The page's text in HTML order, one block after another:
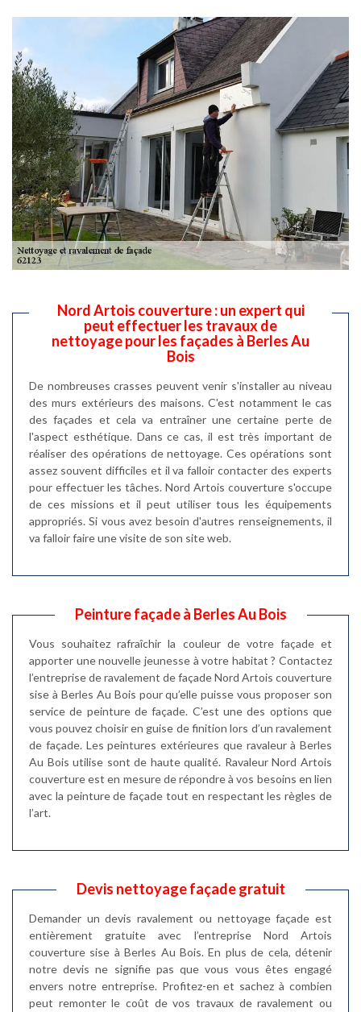
Nord Artois couverture : un expert qui
peut effectuer les travaux de
nettoyage pour les façades à Berles Au
Bois
De nombreuses crasses peuvent venir s'installer au niveau
des murs extérieurs des maisons. C'est notamment le cas
des façades et cela va entraîner une certaine perte de
l'aspect esthétique. Dans ce cas, il est très important de
réaliser des opérations de nettoyage. Ces opérations sont
assez souvent difficiles et il va falloir contacter des experts
pour effectuer les tâches. Nord Artois couverture s'occupe
de ces missions et il peut utiliser tous les équipements
appropriés. Si vous avez besoin d'autres renseignements, il
va falloir faire une visite de son site web.
Peinture façade à Berles Au Bois
Vous souhaitez rafraîchir la couleur de votre façade et
apporter une nouvelle jeunesse à votre habitat ? Contactez
l’entreprise de ravalement de façade Nord Artois couverture
sise à Berles Au Bois pour qu’elle puisse vous proposer son
service de peinture de façade. C’est une des options que
vous pouvez choisir en guise de finition lors d’un ravalement
de façade. Les peintures extérieures que ravaleur à Berles
Au Bois utilise sont de haute qualité. Ravaleur Nord Artois
couverture est en mesure de répondre à vos besoins en lien
avec la peinture de façade tout en respectant les règles de
l’art.
Devis nettoyage façade gratuit
Demander un devis ravalement ou nettoyage façade est
entièrement gratuite avec l’entreprise Nord Artois
couverture sise à Berles Au Bois. En plus de cela, détenir
notre devis ne signifie pas que vous vous êtes engagé
envers notre entreprise. Profitez-en et sachez à combien
peut remonter le coût de vos travaux de ravalement ou